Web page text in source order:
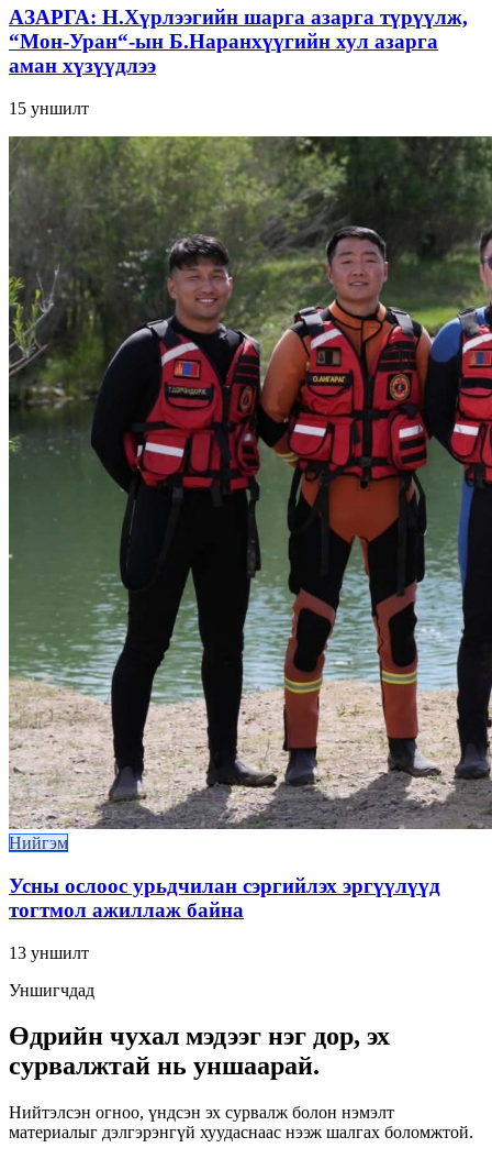
АЗАРГА: Н.Хүрлээгийн шарга азарга түрүүлж,
“Мон-Уран“-ын Б.Наранхүүгийн хул азарга
аман хүзүүдлээ
15 уншилт
Нийгэм
Усны ослоос урьдчилан сэргийлэх эргүүлүүд
тогтмол ажиллаж байна
13 уншилт
Уншигчдад
Өдрийн чухал мэдээг нэг дор, эх
сурвалжтай нь уншаарай.
Нийтэлсэн огноо, үндсэн эх сурвалж болон нэмэлт
материалыг дэлгэрэнгүй хуудаснаас нээж шалгах боломжтой.